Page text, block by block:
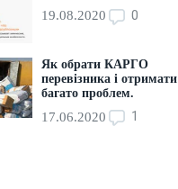
19.08.2020 0
Як обрати КАРГО
перевізника і отримати
багато проблем.
17.06.2020 1